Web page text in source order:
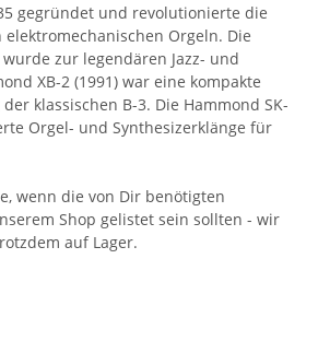
gegründet und revolutionierte die
Orgeln. Die
wurde zur legendären Jazz- und
XB-2 (1991) war eine kompakte
klassischen B-3. Die Hammond SK-
Orgel- und Synthesizerklänge für
wenn die von Dir benötigten
Shop gelistet sein sollten - wir
auf Lager.